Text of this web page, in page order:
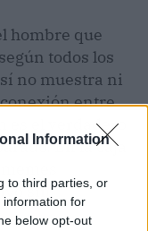
Information
to third parties, or
information for
below opt-out
hombre que
todos los
no muestra ni
entre
es el verdadero
En la caja
sin